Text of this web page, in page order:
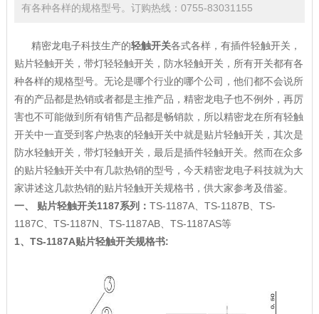
有各种各样的规格型号。订购热线：0755-83031155
精密龙电子科技生产的轻触开关各式各样，有插件轻触开关，
贴片轻触开关，带灯轻轻触开关，防水轻触开关，所有开关都有各
种各样的规格型号。无论是哪个行业的哪个公司，他们都不会说所
有的产品都是热销或者都是主推产品，精密龙电子也不例外，再厉
害也不可能做到所有销售产品都是畅销款，所以精密龙在所有轻触
开关中一直受到客户热衷的轻触开关中就是贴片轻触开关，其次是
防水轻触开关，带灯轻触开关，最后是插件轻触开关。然而在众多
的贴片轻触开关中有几款热销的型号，今天精密龙电子科技就为大
家讲述这几款热销的贴片轻触开关规格书，供大家参考及借鉴。
一、 贴片轻触开关1187系列： TS-1187A、TS-1187B、TS-
1187C、TS-1187N、TS-1187AB、TS-1187AS等
1、TS-1187A贴片轻触开关规格书: